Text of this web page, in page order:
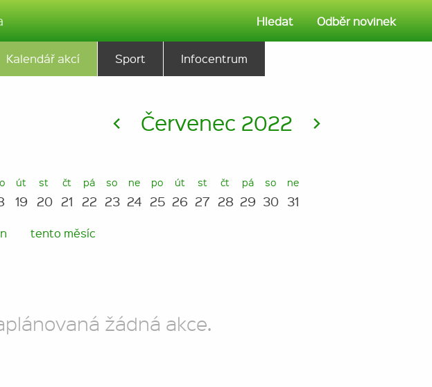
Hledat Odběr novinek
Kalendář akcí Sport Infocentrum
< Červenec 2022 >
út
19
st
20
čt
21
pá
22
so
23
ne
24
po
25
út
26
st
27
čt
28
pá
29
so
30
ne
31
tento měsíc
žádná akce.